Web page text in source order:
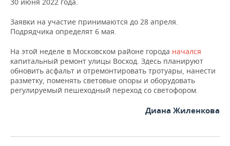
Заявки на участие принимаются до 28 апреля.
Подрядчика определят 6 мая.
На этой неделе в Московском районе города начался
капитальный ремонт улицы Восход. Здесь планируют
обновить асфальт и отремонтировать тротуары, нанести
разметку, поменять световые опоры и оборудовать
регулируемый пешеходный переход со светофором.
Диана Жиленкова